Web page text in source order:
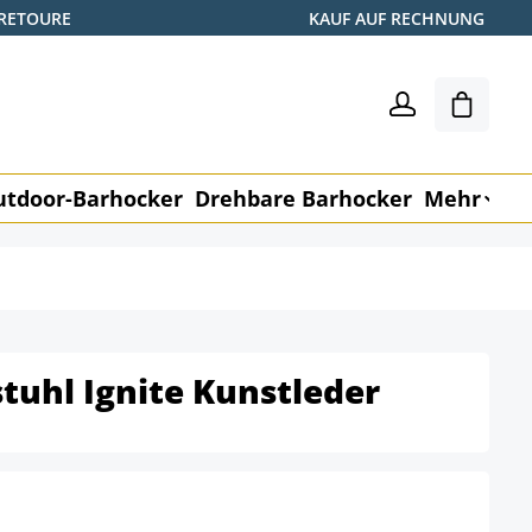
KAUF AUF RECHNUNG
Barhocker Drehbare Barhocker Mehr
Ignite Kunstleder